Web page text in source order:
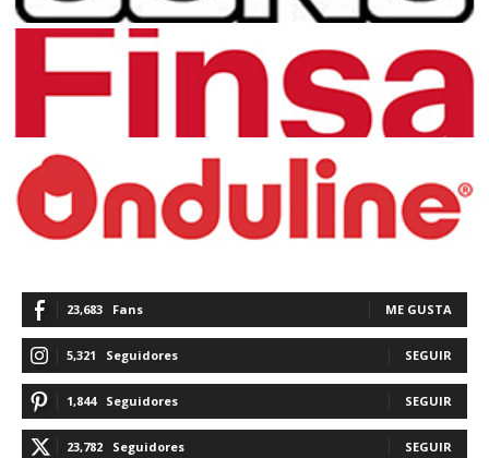
23,683 Fans ME GUSTA
5,321 Seguidores SEGUIR
1,844 Seguidores SEGUIR
23,782 Seguidores SEGUIR